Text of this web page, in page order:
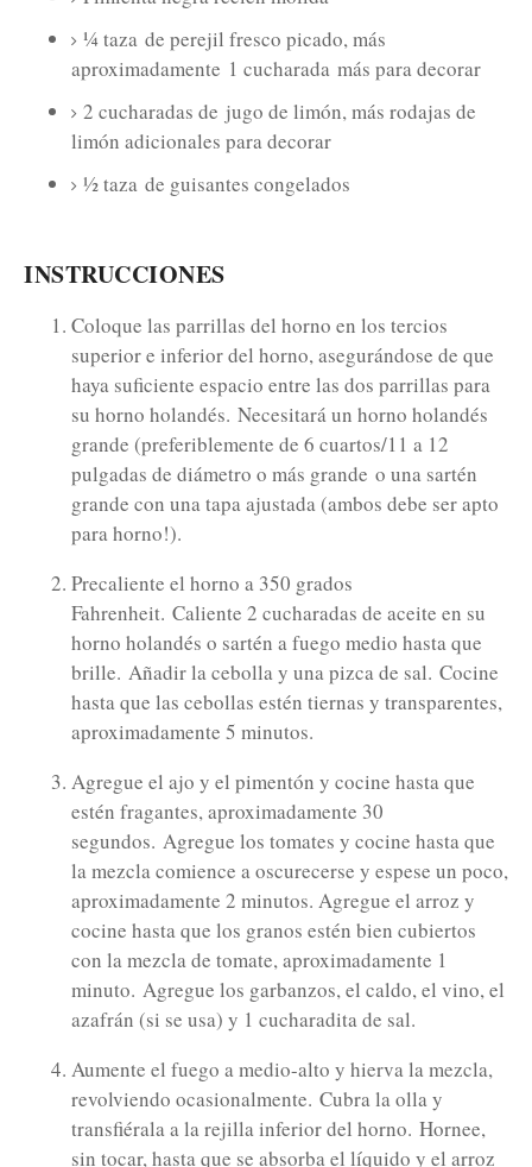
¼ taza de perejil fresco picado, más
aproximadamente 1 cucharada más para decorar
2 cucharadas de jugo de limón, más rodajas de
limón adicionales para decorar
½ taza de guisantes congelados
INSTRUCCIONES
Coloque las parrillas del horno en los tercios
superior e inferior del horno, asegurándose de que
haya suficiente espacio entre las dos parrillas para
su horno holandés. Necesitará un horno holandés
grande (preferiblemente de 6 cuartos/11 a 12
pulgadas de diámetro o más grande o una sartén
grande con una tapa ajustada (ambos debe ser apto
para horno!).
Precaliente el horno a 350 grados
Fahrenheit. Caliente 2 cucharadas de aceite en su
horno holandés o sartén a fuego medio hasta que
brille. Añadir la cebolla y una pizca de sal. Cocine
hasta que las cebollas estén tiernas y transparentes,
aproximadamente 5 minutos.
Agregue el ajo y el pimentón y cocine hasta que
estén fragantes, aproximadamente 30
segundos. Agregue los tomates y cocine hasta que
la mezcla comience a oscurecerse y espese un poco,
aproximadamente 2 minutos. Agregue el arroz y
cocine hasta que los granos estén bien cubiertos
con la mezcla de tomate, aproximadamente 1
minuto. Agregue los garbanzos, el caldo, el vino, el
azafrán (si se usa) y 1 cucharadita de sal.
Aumente el fuego a medio-alto y hierva la mezcla,
revolviendo ocasionalmente. Cubra la olla y
transfiérala a la rejilla inferior del horno. Hornee,
sin tocar, hasta que se absorba el líquido y el arroz